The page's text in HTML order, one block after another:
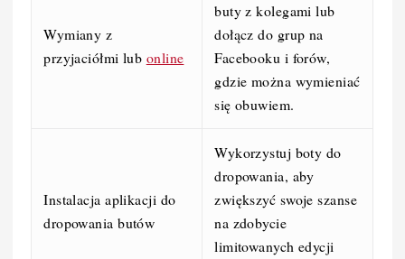
Wymiany z
przyjaciółmi lub online
buty z kolegami lub
dołącz do grup na
Facebooku i forów,
gdzie można wymieniać
się obuwiem.
Instalacja aplikacji do
dropowania butów
Wykorzystuj boty do
dropowania, aby
zwiększyć swoje szanse
na zdobycie
limitowanych edycji